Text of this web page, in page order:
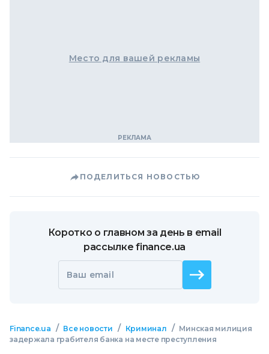
Место для вашей рекламы
ПОДЕЛИТЬСЯ НОВОСТЬЮ
Коротко о главном за день в email
рассылке finance.ua
Ваш email
Finance.ua / Все новости / Криминал / Минская милиция
задержала грабителя банка на месте преступления